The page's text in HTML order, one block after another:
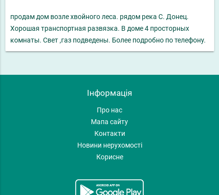
продам дом возле хвойного леса. рядом река С. Донец.
Хорошая транспортная развязка. В доме 4 просторных
комнаты. Свет ,газ подведены. Более подробно по телефону.
Інформація
Про нас
Мапа сайту
Контакти
Новини нерухомості
Корисне